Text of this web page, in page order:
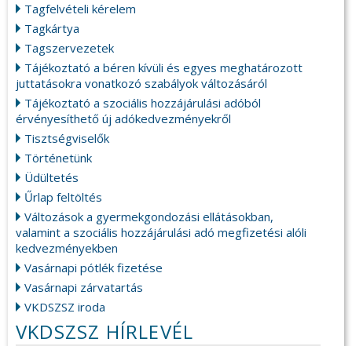
Tagfelvételi kérelem
Tagkártya
Tagszervezetek
Tájékoztató a béren kívüli és egyes meghatározott
juttatásokra vonatkozó szabályok változásáról
Tájékoztató a szociális hozzájárulási adóból
érvényesíthető új adókedvezményekről
Tisztségviselők
Történetünk
Üdültetés
Űrlap feltöltés
Változások a gyermekgondozási ellátásokban,
valamint a szociális hozzájárulási adó megfizetési alóli
kedvezményekben
Vasárnapi pótlék fizetése
Vasárnapi zárvatartás
VKDSZSZ iroda
VKDSZSZ HÍRLEVÉL